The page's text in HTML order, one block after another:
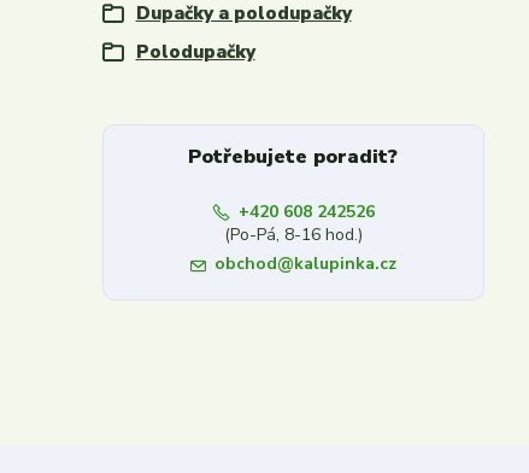
Dupačky a polodupačky
Polodupačky
Potřebujete poradit?
+420 608 242526
(Po-Pá, 8-16 hod.)
obchod@kalupinka.cz